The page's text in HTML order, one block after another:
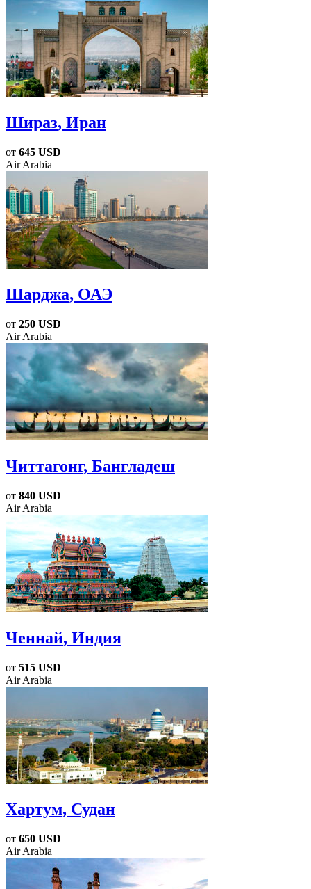
Шираз, Иран
от 645 USD
Air Arabia
Шарджа, ОАЭ
от 250 USD
Air Arabia
Читтагонг, Бангладеш
от 840 USD
Air Arabia
Ченнай, Индия
от 515 USD
Air Arabia
Хартум, Судан
от 650 USD
Air Arabia